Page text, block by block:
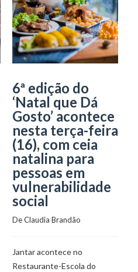
6ª edição do
‘Natal que Dá
Gosto’ acontece
nesta terça-feira
(16), com ceia
natalina para
pessoas em
vulnerabilidade
social
De Claudia Brandão
Jantar acontece no
Restaurante-Escola do